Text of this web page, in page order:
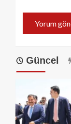
Güncel